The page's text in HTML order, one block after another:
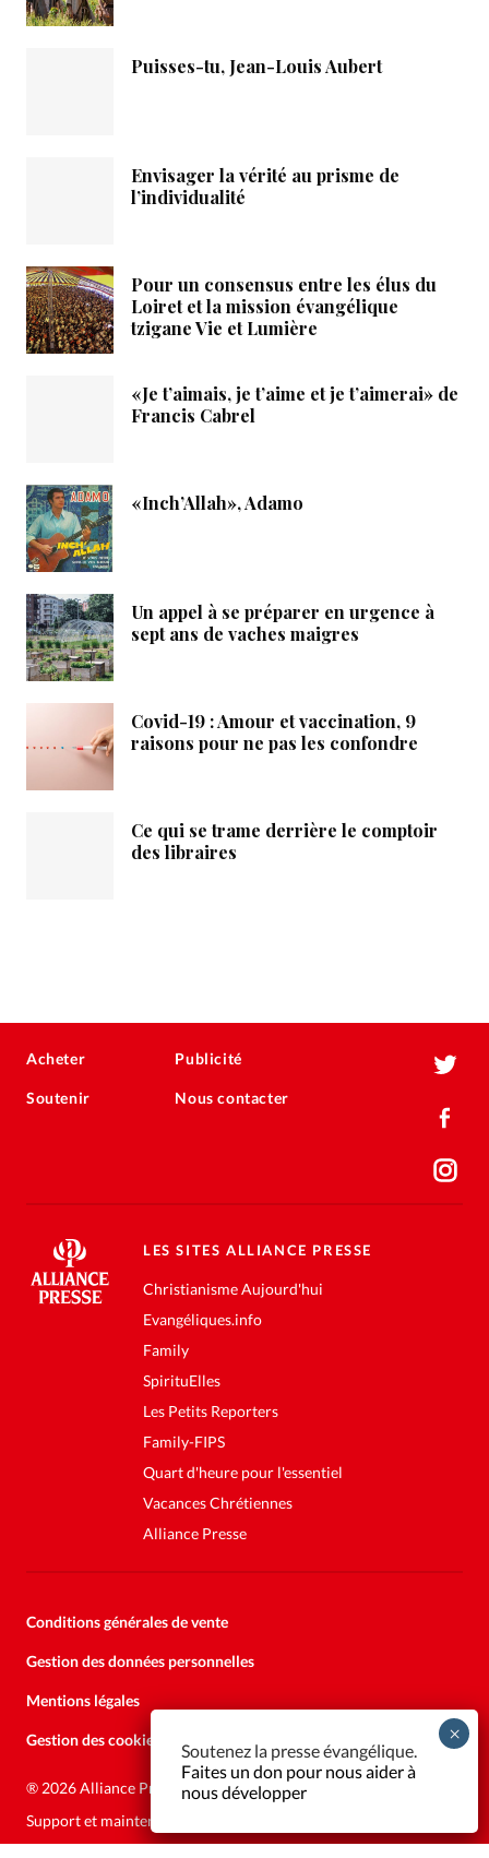
Puisses-tu, Jean-Louis Aubert
Envisager la vérité au prisme de
l’individualité
Pour un consensus entre les élus du
Loiret et la mission évangélique
tzigane Vie et Lumière
«Je t’aimais, je t’aime et je t’aimerai» de
Francis Cabrel
«Inch’Allah», Adamo
Un appel à se préparer en urgence à
sept ans de vaches maigres
Covid-19 : Amour et vaccination, 9
raisons pour ne pas les confondre
Ce qui se trame derrière le comptoir
des libraires
Acheter
Soutenir
Publicité
Nous contacter
LES SITES ALLIANCE PRESSE
Christianisme Aujourd'hui
Evangéliques.info
Family
SpirituElles
Les Petits Reporters
Family-FIPS
Quart d'heure pour l'essentiel
Vacances Chrétiennes
Alliance Presse
Conditions générales de vente
Gestion des données personnelles
Mentions légales
Gestion des cookies
® 2026 Alliance Presse
Support et maintenance:
Soutenez la presse évangélique.
Faites un don pour nous aider à
nous développer